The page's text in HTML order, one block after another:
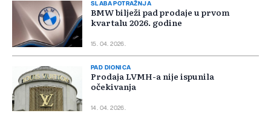
SLABA POTRAŽNJA
BMW bilježi pad prodaje u prvom
kvartalu 2026. godine
15. 04. 2026.
PAD DIONICA
Prodaja LVMH-a nije ispunila
očekivanja
14. 04. 2026.